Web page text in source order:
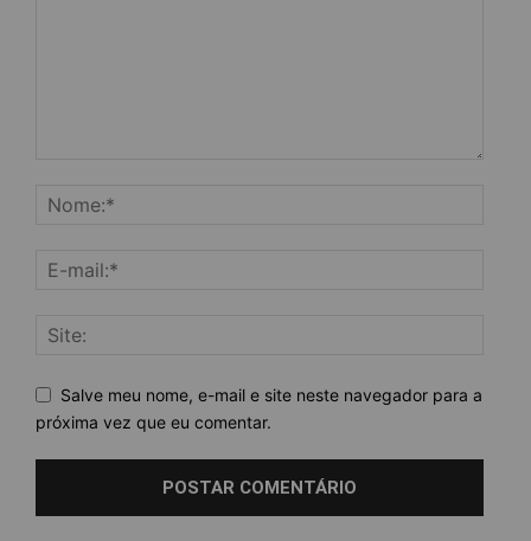
Salve meu nome, e-mail e site neste navegador para a
próxima vez que eu comentar.